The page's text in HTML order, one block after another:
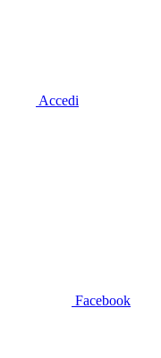
Accedi
Facebook